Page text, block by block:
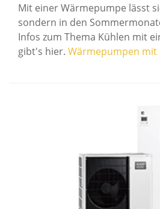
Mit einer Wärmepumpe lässt
sondern in den
Infos zum Thema Kühlen mit
gibt's hier. Wärmepumpen